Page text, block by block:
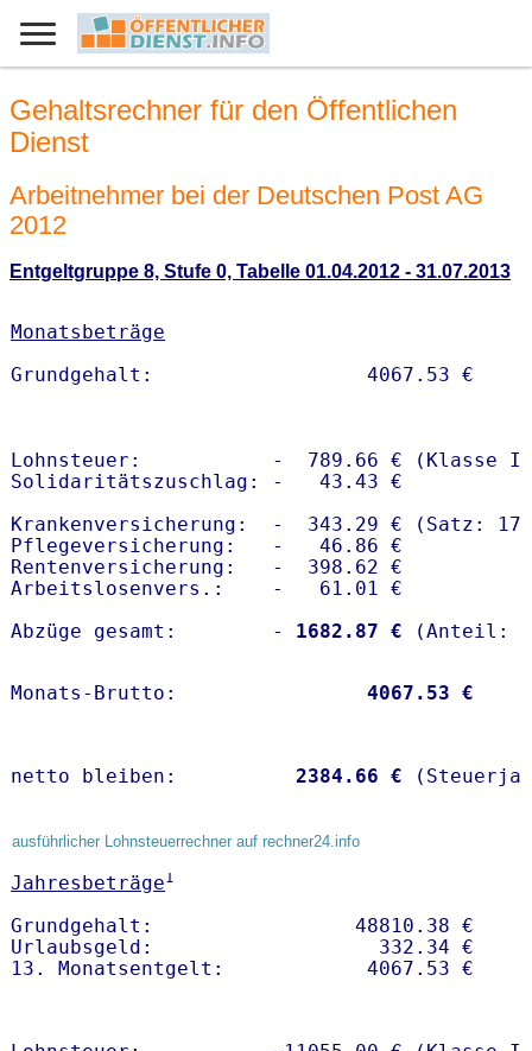
Gehaltsrechner für den Öffentlichen
Dienst
Arbeitnehmer bei der Deutschen Post AG
2012
Entgeltgruppe 8, Stufe 0, Tabelle 01.04.2012 - 31.07.2013
Monatsbeträge
Lohnsteuer:           -  789.66 € (Klasse I)
Solidaritätszuschlag: -   43.43 €
Krankenversicherung:  -  343.29 € (Satz:
Pflegeversicherung:   -   46.86 €
Rentenversicherung:   -  398.62 €
Arbeitslosenvers.:    -   61.01 €
Abzüge gesamt:        -
1682.87 €
Monats-Brutto: 4067.53 €
netto bleiben: 2384.66 €
ausführlicher Lohnsteuerrechner auf rechner24.info
Jahresbeträge1
Grundgehalt:                 48810.38 €
Urlaubsgeld:                   332.34 €